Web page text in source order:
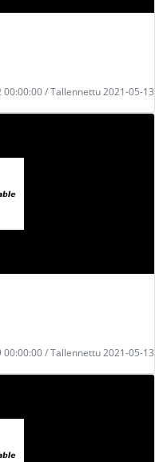
00:00:00 / Tallennettu 2021-05-13
00:00:00 / Tallennettu 2021-05-13